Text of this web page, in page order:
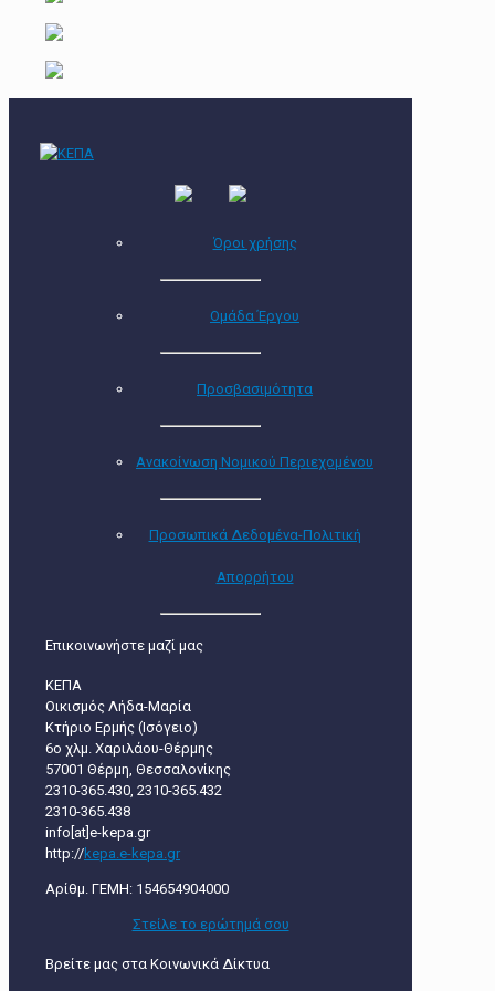
Όροι χρήσης
Ομάδα Έργου
Προσβασιμότητα
Ανακοίνωση Νομικού Περιεχομένου
Προσωπικά Δεδομένα-Πολιτική
Απορρήτου
Επικοινωνήστε μαζί μας
ΚΕΠΑ
Οικισμός Λήδα-Μαρία
Κτήριο Ερμής (Ισόγειο)
6ο χλμ. Χαριλάου-Θέρμης
57001 Θέρμη, Θεσσαλονίκης
2310-365.430, 2310-365.432
2310-365.438
info[at]e-kepa.gr
http://kepa.e-kepa.gr
Αρίθμ. ΓΕΜΗ: 154654904000
Στείλε τo ερώτημά σου
Βρείτε μας στα Κοινωνικά Δίκτυα